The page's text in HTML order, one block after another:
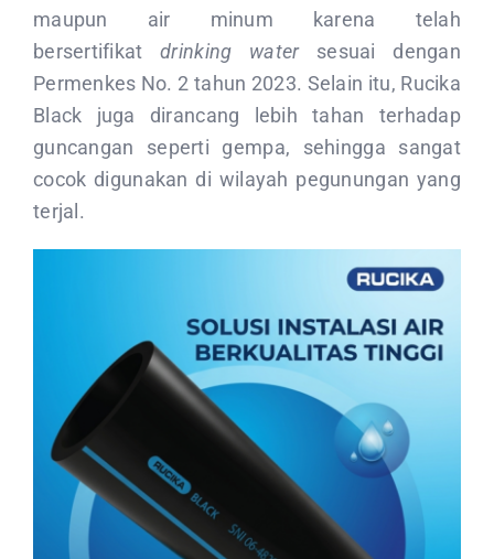
maupun air minum karena telah
bersertifikatdrinking watersesuai dengan
Permenkes No. 2 tahun 2023. Selain itu, Rucika
Black juga dirancang lebih tahan terhadap
guncangan seperti gempa, sehingga sangat
cocok digunakan di wilayah pegunungan yang
terjal.